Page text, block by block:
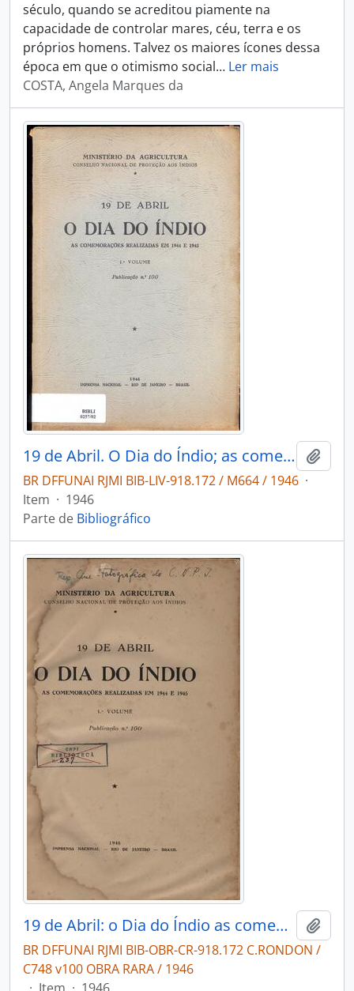
século, quando se acreditou piamente na
capacidade de controlar mares, céu, terra e os
próprios homens. Talvez os maiores ícones dessa
época em que o otimismo social… Ler mais
COSTA, Angela Marques da
19 de Abril. O Dia do Índio; as comemorações realizadas em 1944 e 1945
BR DFFUNAI RJMI BIB-LIV-918.172 / M664 / 1946 ·
Item · 1946
Parte de Bibliográfico
19 de Abril: o Dia do Índio as comemorações realizadas em 1944 e 1945 volume I.
BR DFFUNAI RJMI BIB-OBR-CR-918.172 C.RONDON /
C748 v100 OBRA RARA / 1946